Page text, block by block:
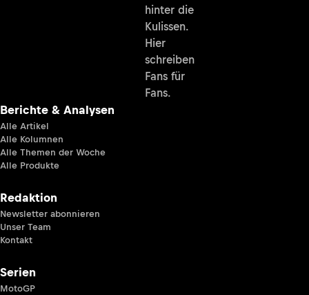
hinter die
Kulissen.
Hier
schreiben
Fans für
Fans.
Berichte & Analysen
Alle Artikel
Alle Kolumnen
Alle Themen der Woche
Alle Produkte
Redaktion
Newsletter abonnieren
Unser Team
Kontakt
Serien
MotoGP